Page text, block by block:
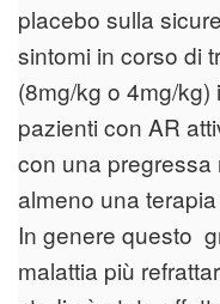
placebo sulla
sintomi in corso di
(8mg/kg o 4mg/
pazienti con AR
con una pregressa
almeno una terapia
In genere questo
malattia più